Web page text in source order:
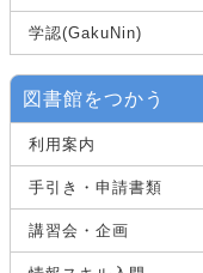
学認(GakuNin)
図書館をつかう
利用案内
手引き・申請書類
講習会・企画